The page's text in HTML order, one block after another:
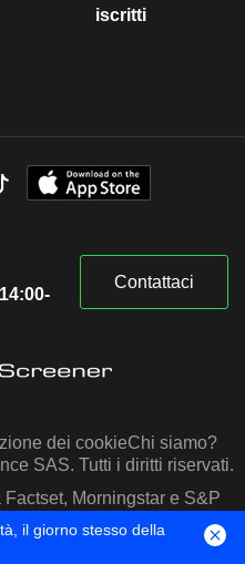
iscritti
Contattaci
dei cookieChi siamo?
SAS. Tutti i diritti riservati.
Morningstar e S&P
IQ
il giorno stesso della